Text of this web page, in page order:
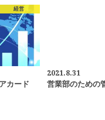
経営
カード
2021.8.31
営業部のための